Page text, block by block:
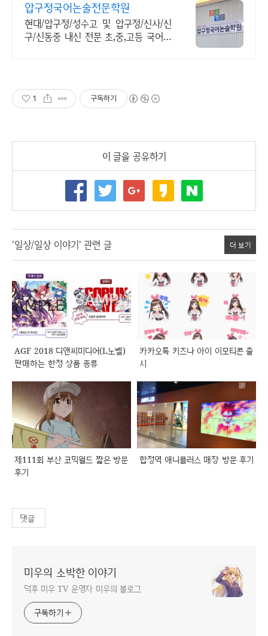
압구정국어논술전문학원
현대/압구정/성수고 및 압구정/신사/신
구/신동중 내신 전문 초,중,고등 국어학
1 구독하기
이 글을 공유하기
'일상/일상 이야기' 관련 글 더 보기
AGF 2018 디앤씨미디어(L노벨)
판매하는 한정 상품 종류
카카오톡 키즈나 아이 이모티콘 출
시
제111회 부산 코믹월드 짧은 방문
후기
합정역 애니플러스 매장 방문 후기
댓글
미우의 소박한 이야기
덕후 미우 TV 운영자 미우의 블로그
구독하기